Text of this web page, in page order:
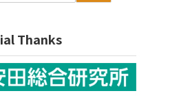
Thanks